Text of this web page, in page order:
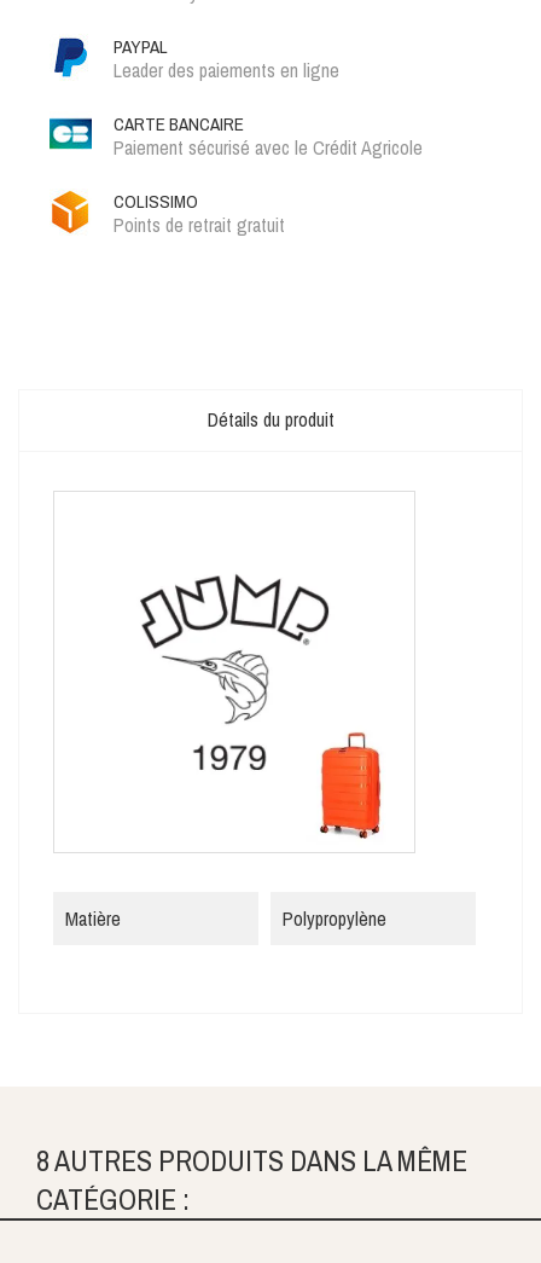
PAYPAL
Leader des paiements en ligne
CARTE BANCAIRE
Paiement sécurisé avec le Crédit Agricole
COLISSIMO
Points de retrait gratuit
Détails du produit
Matière Polypropylène
8 AUTRES PRODUITS DANS LA MÊME
CATÉGORIE :